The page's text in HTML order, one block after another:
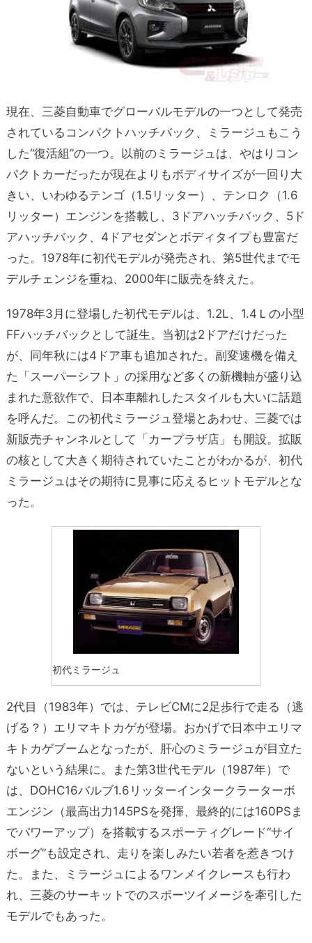
現在、三菱自動車でグローバルモデルの一つとして発売
されているコンパクトハッチバック、ミラージュもこう
した“復活組”の一つ。以前のミラージュは、やはりコン
パクトカーだったが現在よりもボディサイズが一回り大
きい、いわゆるテンゴ（1.5リッター）、テンロク（1.6
リッター）エンジンを搭載し、3ドアハッチバック、5ド
アハッチバック、4ドアセダンとボディタイプも豊富だ
った。1978年に初代モデルが発売され、第5世代までモ
デルチェンジを重ね、2000年に販売を終えた。
1978年3月に登場した初代モデルは、1.2L、1.4Ｌの小型
FFハッチバックとして誕生。当初は2ドアだけだった
が、同年秋には4ドア車も追加された。副変速機を備え
た「スーパーシフト」の採用など多くの新機軸が盛り込
まれた意欲作で、日本車離れしたスタイルも大いに話題
を呼んだ。この初代ミラージュ登場とあわせ、三菱では
新販売チャンネルとして「カープラザ店」も開設。拡販
の核として大きく期待されていたことがわかるが、初代
ミラージュはその期待に見事に応えるヒットモデルとな
った。
初代ミラージュ
2代目（1983年）では、テレビCMに2足歩行で走る（逃
げる？）エリマキトカゲが登場。おかげで日本中エリマ
キトカゲブームとなったが、肝心のミラージュが目立た
ないという結果に。また第3世代モデル（1987年）で
は、DOHC16バルブ1.6リッターインタークラーターボ
エンジン（最高出力145PSを発揮、最終的には160PSま
でパワーアップ）を搭載するスポーティグレード“サイ
ボーグ”も設定され、走りを楽しみたい若者を惹きつけ
た。また、ミラージュによるワンメイクレースも行わ
れ、三菱のサーキットでのスポーツイメージを牽引した
モデルでもあった。